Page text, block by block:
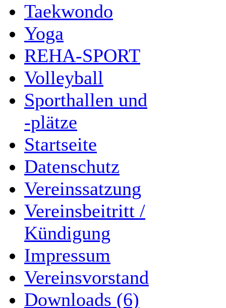
Taekwondo
Yoga
REHA-SPORT
Volleyball
Sporthallen und
-plätze
Startseite
Datenschutz
Vereinssatzung
Vereinsbeitritt /
Kündigung
Impressum
Vereinsvorstand
Downloads (6)